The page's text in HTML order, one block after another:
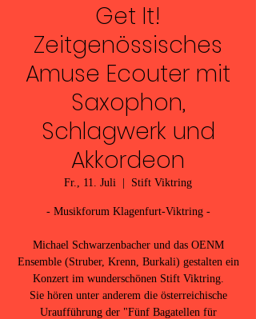
Get It!
Zeitgenössisches
Amuse Ecouter mit
Saxophon,
Schlagwerk und
Akkordeon
Fr., 11. Juli Stift Viktring
- Musikforum Klagenfurt-Viktring -
Michael Schwarzenbacher und das OENM
Ensemble (Struber, Krenn, Burkali) gestalten ein
Konzert im wunderschönen Stift Viktring.
Sie hören unter anderem die österreichische
Uraufführung der "Fünf Bagatellen für